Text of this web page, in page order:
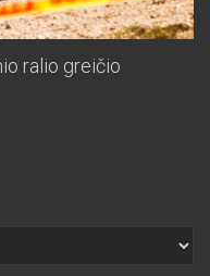
ralio greičio